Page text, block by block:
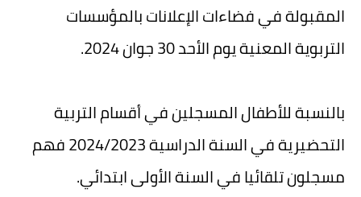
المقبولة في فضاءات الإعلانات بالمؤسسات
التربوية المعنية يوم الأحد 30 جوان 2024.
بالنسبة للأطفال المسجلين في أقسام التربية
التحضيرية في السنة الدراسية 2024/2023 فهم
مسجلون تلقائيا في السنة الأولى ابتدائي.